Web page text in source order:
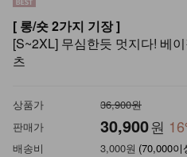
[ 롱/숏 2가지 기장 ]
[S~2XL] 무심한듯 멋지다! 베
츠
상품가
36,900원
판매가
30,900원 16
배송비 3,000원 (70,000이